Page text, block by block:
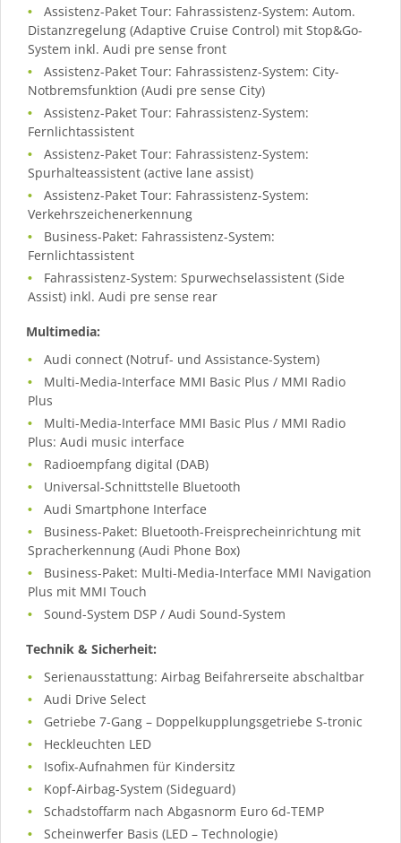
Assistenz-Paket Tour: Fahrassistenz-System: Autom.
Distanzregelung (Adaptive Cruise Control) mit Stop&Go-
System inkl. Audi pre sense front
Assistenz-Paket Tour: Fahrassistenz-System: City-
Notbremsfunktion (Audi pre sense City)
Assistenz-Paket Tour: Fahrassistenz-System:
Fernlichtassistent
Assistenz-Paket Tour: Fahrassistenz-System:
Spurhalteassistent (active lane assist)
Assistenz-Paket Tour: Fahrassistenz-System:
Verkehrszeichenerkennung
Business-Paket: Fahrassistenz-System:
Fernlichtassistent
Fahrassistenz-System: Spurwechselassistent (Side
Assist) inkl. Audi pre sense rear
Multimedia:
Audi connect (Notruf- und Assistance-System)
Multi-Media-Interface MMI Basic Plus / MMI Radio
Plus
Multi-Media-Interface MMI Basic Plus / MMI Radio
Plus: Audi music interface
Radioempfang digital (DAB)
Universal-Schnittstelle Bluetooth
Audi Smartphone Interface
Business-Paket: Bluetooth-Freisprecheinrichtung mit
Spracherkennung (Audi Phone Box)
Business-Paket: Multi-Media-Interface MMI Navigation
Plus mit MMI Touch
Sound-System DSP / Audi Sound-System
Technik & Sicherheit:
Serienausstattung: Airbag Beifahrerseite abschaltbar
Audi Drive Select
Getriebe 7-Gang – Doppelkupplungsgetriebe S-tronic
Heckleuchten LED
Isofix-Aufnahmen für Kindersitz
Kopf-Airbag-System (Sideguard)
Schadstoffarm nach Abgasnorm Euro 6d-TEMP
Scheinwerfer Basis (LED – Technologie)